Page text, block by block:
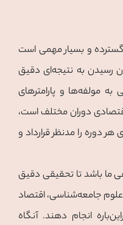
و بسیار مهمی است
رسیدن به نتیجه‌ای دقیق
به مولفه‌ها و پارامترهای
دوران مختلف است،
دوره را مدنظر قرارداد و
ما باشد تا تحقیقی دقیق
علوم جامعه‌شناسی، اقتصاد
انجام دهند. آنگاه